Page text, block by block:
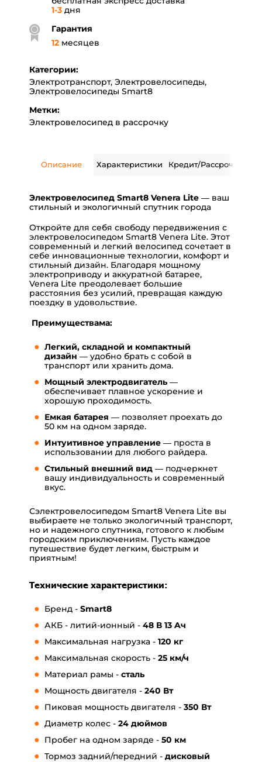
1-3 дня
Гарантия
12 месяцев
Категории:
Электротранспорт, Электровелосипеды,
Электровелосипеды Smart8
Метки:
Электровелосипед в рассрочку
Описание Характеристики Кредит/Рассрочка
Электровелосипед Smart8 Venera Lite — ваш
стильный и экологичный спутник города
Откройте для себя свободу передвижения с
электровелосипедом Smart8 Venera Lite. Этот
современный и легкий велосипед сочетает в
себе инновационные технологии, комфорт и
стильный дизайн. Благодаря мощному
электроприводу и аккуратной батарее,
Venera Lite преодолевает большие
расстояния без усилий, превращая каждую
поездку в удовольствие.
Преимуществама:
Легкий, складной и компактный
дизайн — удобно брать с собой в
транспорт или хранить дома.
Мощный электродвигатель—
обеспечивает плавное ускорение и
хорошую проходимость.
Емкая батарея — позволяет проехать до
50 км на одном заряде.
Интуитивное управление — проста в
использовании для любого райдера.
Стильный внешний вид — подчеркнет
вашу индивидуальность и современный
вкус.
Сэлектровелосипедом Smart8 Venera Lite вы
выбираете не только экологичный транспорт,
но и надежного спутника, готового к любым
городским приключениям. Пусть каждое
путешествие будет легким, быстрым и
приятным!
Технические характеристики:
Бренд - Smart8
АКБ - литий-ионный - 48 В 13 Aч
Максимальная нагрузка - 120 кг
Максимальная скорость - 25 км/ч
Материал рамы - сталь
Мощность двигателя - 240 Вт
Пиковая мощность двигателя - 350 Вт
Диаметр колес - 24 дюймов
Пробег на одном заряде - 50 км
Тормоз задний/передний - дисковый